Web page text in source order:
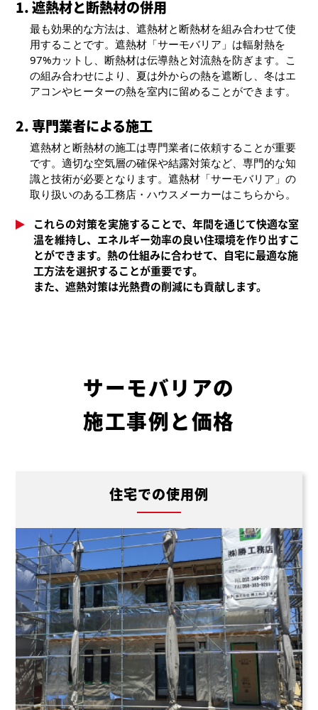
1. 遮熱材と断熱材の併用
最も効果的な方法は、遮熱材と断熱材を組み合わせて使
用することです。遮熱材「サーモバリア」は輻射熱を
97%カットし、断熱材は伝導熱と対流熱を防ぎます。こ
の組み合わせにより、夏は外からの熱を遮断し、冬はエ
アコンやヒーターの熱を室内に留めることができます。
2. 専門業者による施工
遮熱材と断熱材の施工は専門業者に依頼することが重要
です。適切な空気層の確保や結露対策など、専門的な知
識と技術が必要となります。遮熱材「サーモバリア」の
取り扱いのある工務店・ハウスメーカーはこちらから。
これらの対策を実施することで、年間を通じて快適な室
温を維持し、エネルギー効率の良い住環境を作り出すこ
とができます。熱の仕組みに合わせて、自宅に最適な施
工方法を選択することが重要です。
また、遮熱対策は光熱費の削減にも貢献します。
サーモバリアの
施工事例と価格
住宅での使用例